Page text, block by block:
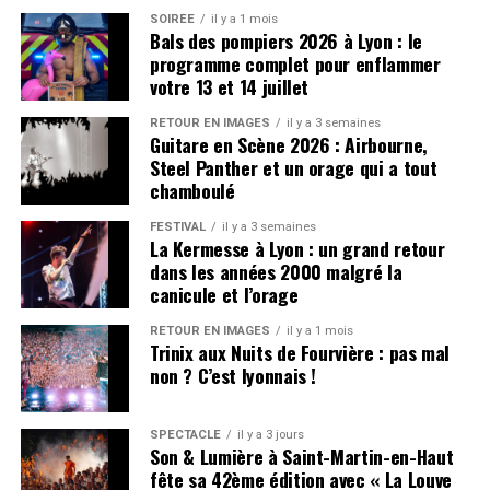
sur SoundCloud la nuit. Aujourd’hui, La Fève s’apprête à
conquérir les zéniths de France.
Ce qui le distingue dès ses débuts, c’est une approche
musicale qui ne ressemble à personne d’autre : un flow
saccadé, des rimes tranchantes, un ton nonchalant et
des phases courtes mais terriblement efficaces. Le tout
porté par des productions soignées où boom-bap et
instrumentales modernes fusionnent pour créer un
univers hybride quelque part entre old school et new
school.
Ses premières influences comptent La Fouine, Booba,
Diam’s, Youssoupha et Sefyu avant que des artistes
comme Ateyaba et 3010 ne viennent orienter sa
musique vers quelque chose de plus décomplexé.
DeSoundcloudaux zéniths
SOIRÉE il y a 1 mois
Bals des pompiers 2026 à Lyon : le
programme complet pour enflammer
votre 13 et 14 juillet
RETOUR EN IMAGES il y a 3 semaines
Guitare en Scène 2026 : Airbourne,
Steel Panther et un orage qui a tout
chamboulé
FESTIVAL il y a 3 semaines
La Kermesse à Lyon : un grand retour
dans les années 2000 malgré la
canicule et l’orage
RETOUR EN IMAGES il y a 1 mois
Trinix aux Nuits de Fourvière : pas mal
non ? C’est lyonnais !
SPECTACLE il y a 3 jours
Son & Lumière à Saint-Martin-en-Haut
fête sa 42ème édition avec « La Louve